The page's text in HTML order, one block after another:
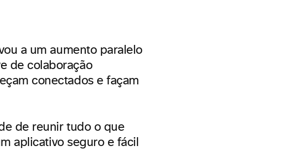
a um aumento paralelo
de colaboração
conectados e façam
de reunir tudo o que
aplicativo seguro e fácil